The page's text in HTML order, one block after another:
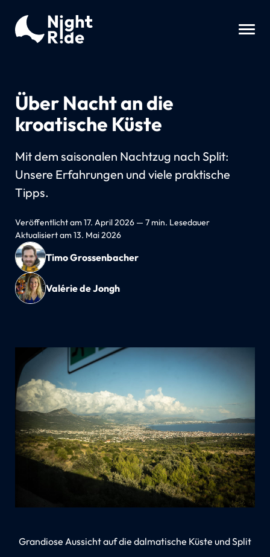
Über Nacht an die
kroatische Küste
Mit dem saisonalen Nachtzug nach Split:
Unsere Erfahrungen und viele praktische
Tipps.
Veröffentlicht am 17. April 2026 — 7 min. Lesedauer
Aktualisiert am 13. Mai 2026
Timo Grossenbacher
Valérie de Jongh
Grandiose Aussicht auf die dalmatische Küste und Split